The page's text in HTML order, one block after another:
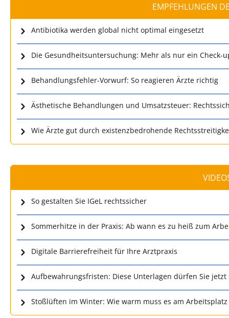
EMPFEHLUNGEN
Antibiotika werden global nicht optimal eingesetzt
Die Gesundheitsuntersuchung: Mehr als nur ein Check-
Behandlungsfehler-Vorwurf: So reagieren Ärzte richtig
Ästhetische Behandlungen und Umsatzsteuer:
Wie Ärzte gut durch existenzbedrohende
So gestalten Sie IGeL rechtssicher
Sommerhitze in der Praxis: Ab wann es zu heiß zum
Digitale Barrierefreiheit für Ihre Arztpraxis
Aufbewahrungsfristen: Diese Unterlagen dürfen Sie
Stoßlüften im Winter: Wie warm muss es am Arbeitsplatz